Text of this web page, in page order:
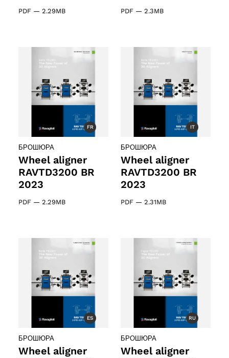
PDF — 2.29MB PDF — 2.3MB
FR
БРОШЮРА
Wheel aligner
RAVTD3200 BR
2023
PDF — 2.29MB
IT
БРОШЮРА
Wheel aligner
RAVTD3200 BR
2023
PDF — 2.31MB
ES
БРОШЮРА
Wheel aligner
RU
БРОШЮРА
Wheel aligner